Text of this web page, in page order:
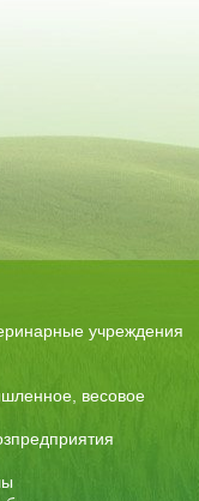
учреждения
весовое